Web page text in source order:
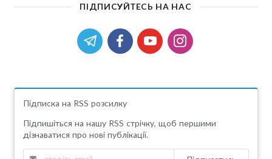
ПІДПИСУЙТЕСЬ НА НАС
Підписка на RSS розсилку
Підпишіться на нашу RSS стрічку, щоб першими
дізнаватися про нові публікації.